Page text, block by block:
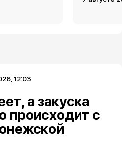
12:03
а закуска
происходит с